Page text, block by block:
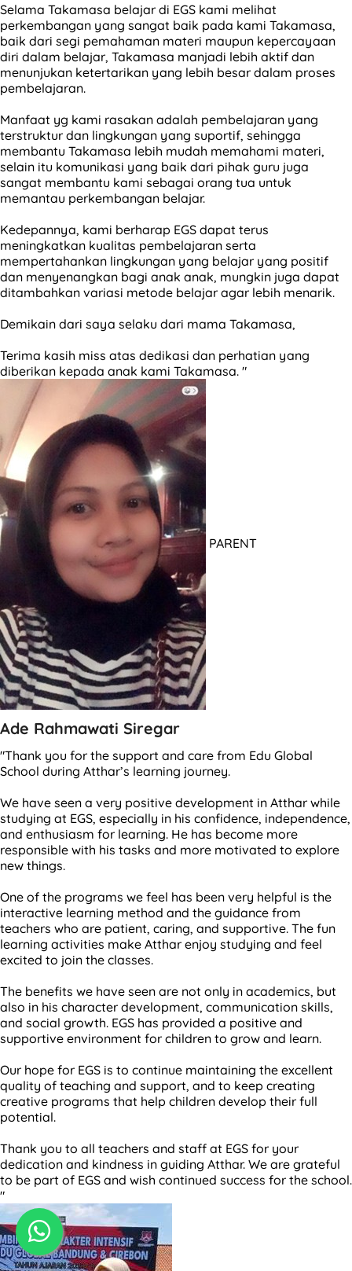
Selama Takamasa belajar di EGS kami melihat
perkembangan yang sangat baik pada kami Takamasa,
baik dari segi pemahaman materi maupun kepercayaan
diri dalam belajar, Takamasa manjadi lebih aktif dan
menunjukan ketertarikan yang lebih besar dalam proses
pembelajaran.
Manfaat yg kami rasakan adalah pembelajaran yang
terstruktur dan lingkungan yang suportif, sehingga
membantu Takamasa lebih mudah memahami materi,
selain itu komunikasi yang baik dari pihak guru juga
sangat membantu kami sebagai orang tua untuk
memantau perkembangan belajar.
Kedepannya, kami berharap EGS dapat terus
meningkatkan kualitas pembelajaran serta
mempertahankan lingkungan yang belajar yang positif
dan menyenangkan bagi anak anak, mungkin juga dapat
ditambahkan variasi metode belajar agar lebih menarik.
Demikain dari saya selaku dari mama Takamasa,
Terima kasih miss atas dedikasi dan perhatian yang
diberikan kepada anak kami Takamasa. "
PARENT
Ade Rahmawati Siregar
"Thank you for the support and care from Edu Global
School during Atthar’s learning journey.
We have seen a very positive development in Atthar while
studying at EGS, especially in his confidence, independence,
and enthusiasm for learning. He has become more
responsible with his tasks and more motivated to explore
new things.
One of the programs we feel has been very helpful is the
interactive learning method and the guidance from
teachers who are patient, caring, and supportive. The fun
learning activities make Atthar enjoy studying and feel
excited to join the classes.
The benefits we have seen are not only in academics, but
also in his character development, communication skills,
and social growth. EGS has provided a positive and
supportive environment for children to grow and learn.
Our hope for EGS is to continue maintaining the excellent
quality of teaching and support, and to keep creating
creative programs that help children develop their full
potential.
Thank you to all teachers and staff at EGS for your
dedication and kindness in guiding Atthar. We are grateful
to be part of EGS and wish continued success for the school.
"